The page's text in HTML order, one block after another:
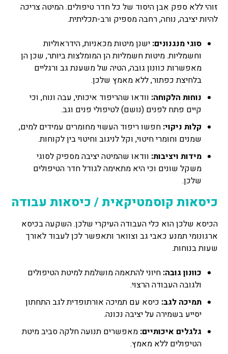
זוהי ללא ספק אבן היסוד של כל חדר טיפולים. המיטה צריכה
להיות יציבה, נוחה, רחבה מספיק ורב-תכליתית.
סוגי מנגנונים: ישנן מיטות מכאניות, הידראוליות
וחשמליות. מיטות חשמליות הן המומלצות ביותר, שכן הן
מאפשרות כוונון גובה, הטיה של משענת גב ורגליים
בלחיצת כפתור, ללא מאמץ שלכן.
נוחות הלקוחה: וודאו שהריפוד איכותי, עבה ונוח, וכי
קיים פתח לפנים (נושם) לטיפולי פנים וגב.
קלות ניקוי: חפשו ריפוד העשוי מחומרים עמידים למים,
שמנים וחומרי חיטוי, וקל לניגוב וחיטוי בין לקוחות.
מידות ויציבות: וודאו שהמיטה יציבה מספיק לסוגי
משקל שונים וכי היא מתאימה לגודל חדר הטיפולים
שלכן.
כיסאות קוסמטיקאית / כיסאות עבודה
הכיסא שלכן הוא כלי העבודה העיקרי שלכן. השקעה בכיסא
ארגונומי תמנע כאבי גב וצוואר ותאפשר לכן לעבוד לאורך
שעות בנוחות.
כוונון גובה: חיוני להתאמה מושלמת למיטת הטיפולים
ולגובה העבודה הרצוי.
תמיכה לגב: כיסא עם תמיכה אורתופדית לגב התחתון
יסייע בשמירה על יציבה נכונה.
גלגלים איכותיים: מאפשרים תנועה חלקה סביב מיטת
הטיפולים ללא מאמץ.